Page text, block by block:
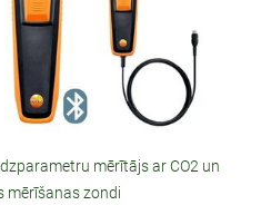
mērītājs ar CO2 un
mērīšanas zondi